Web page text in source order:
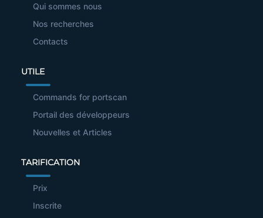
Qui sommes nous
Nos recherches
Contacts
UTILE
Commands for portscan
Portail des développeurs
Nouvelles et Articles
TARIFICATION
Prix
Inscrite